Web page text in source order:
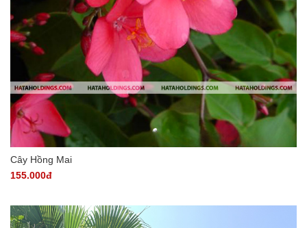
Cây Hồng Mai
155.000đ